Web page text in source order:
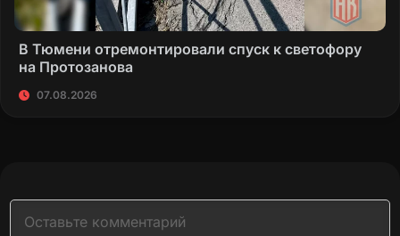
В Тюмени отремонтировали спуск к светофору
на Протозанова
07.08.2026